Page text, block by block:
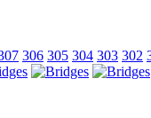
306 305 304 303 302